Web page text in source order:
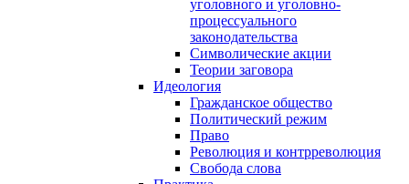
уголовного и уголовно-
процессуального
законодательства
Символические акции
Теории заговора
Идеология
Гражданское общество
Политический режим
Право
Революция и контрреволюция
Свобода слова